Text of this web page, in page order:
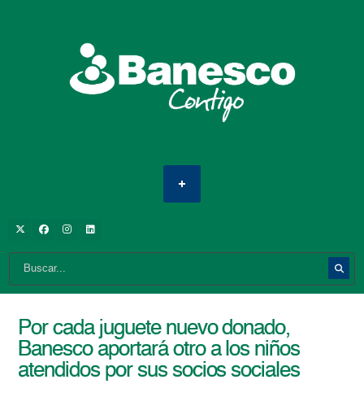
Por cada juguete nuevo donado,
Banesco aportará otro a los niños
atendidos por sus socios sociales